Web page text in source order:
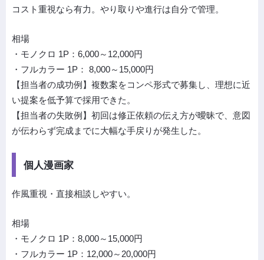
コスト重視なら有力。やり取りや進行は自分で管理。
相場
・モノクロ 1P：6,000～12,000円
・フルカラー 1P： 8,000～15,000円
【担当者の成功例】複数案をコンペ形式で募集し、理想に近
い提案を低予算で採用できた。
【担当者の失敗例】初回は修正依頼の伝え方が曖昧で、意図
が伝わらず完成までに大幅な手戻りが発生した。
個人漫画家
作風重視・直接相談しやすい。
相場
・モノクロ 1P：8,000～15,000円
・フルカラー 1P：12,000～20,000円